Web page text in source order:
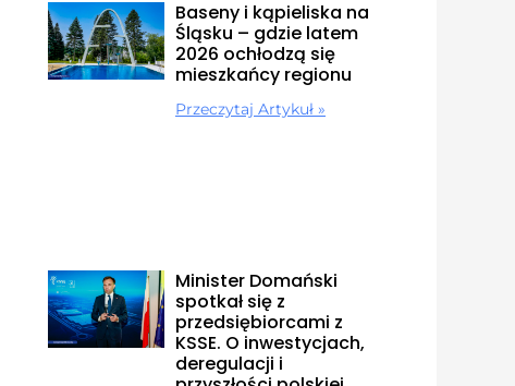
Baseny i kąpieliska na
Śląsku – gdzie latem
2026 ochłodzą się
mieszkańcy regionu
Przeczytaj Artykuł »
Minister Domański
spotkał się z
przedsiębiorcami z
KSSE. O inwestycjach,
deregulacji i